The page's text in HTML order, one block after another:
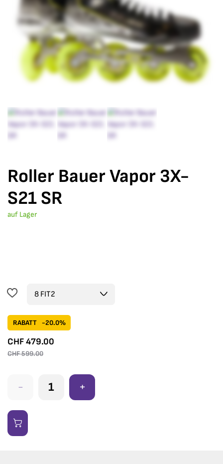
Roller Bauer Vapor 3X-
S21 SR
auf Lager
RABATT -20.0%
CHF479.00
CHF599.00
- +